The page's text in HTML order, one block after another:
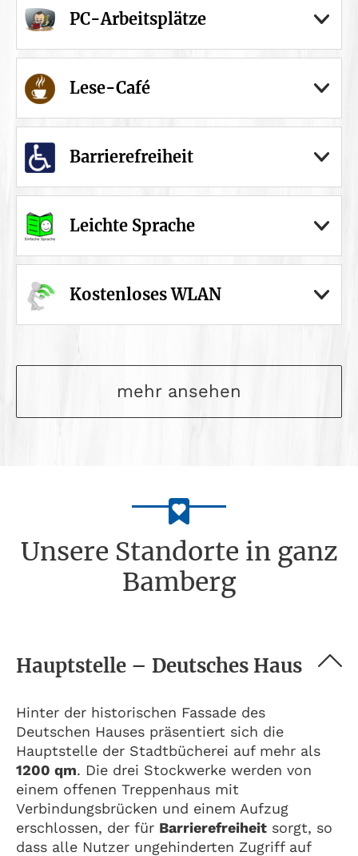
PC-Arbeitsplätze
Lese-Café
Barrierefreiheit
Leichte Sprache
Kostenloses WLAN
mehr ansehen
Unsere Standorte in ganz
Bamberg
Hauptstelle – Deutsches Haus
Hinter der historischen Fassade des
Deutschen Hauses präsentiert sich die
Hauptstelle der Stadtbücherei auf mehr als
1200 qm. Die drei Stockwerke werden von
einem offenen Treppenhaus mit
Verbindungsbrücken und einem Aufzug
erschlossen, der für Barrierefreiheit sorgt, so
dass alle Nutzer ungehinderten Zugriff auf